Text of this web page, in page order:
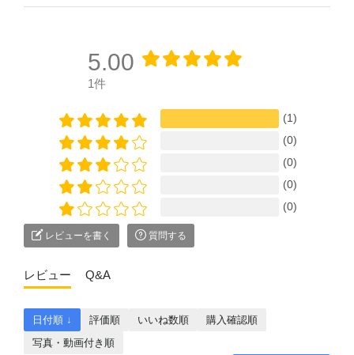
5.00
1件
(1)
(0)
(0)
(0)
(0)
レビューを書く 質問する
レビュー Q&A
日付順 ↓ 評価順 いいね数順
購入確認順
写真・動画付き順